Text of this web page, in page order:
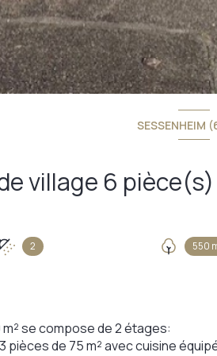
SESSENHEIM
2 550
se compose de 2 étages:
pièces de 75 m² avec cuisine